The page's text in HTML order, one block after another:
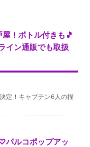
！ボトル付きも🎵
イン通販でも取扱
定！キャプテン6人の描
パルコポップアッ